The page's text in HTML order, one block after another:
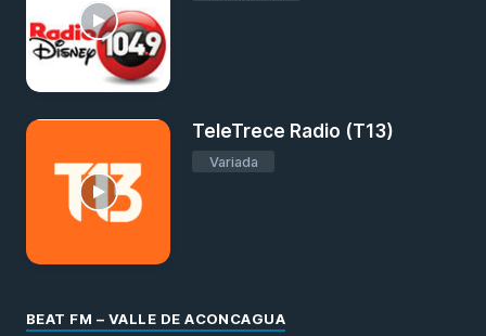
TeleTrece Radio (T13)
Variada
BEAT FM – VALLE DE ACONCAGUA